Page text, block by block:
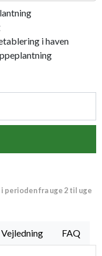
i haven
perioden fra uge 2 til uge
Vejledning FAQ